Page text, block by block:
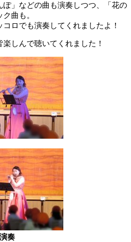
ぽ」などの曲も演奏しつつ、「花の
曲も。
ロでも演奏してくれましたよ！
しんで聴いてくれました！
奏